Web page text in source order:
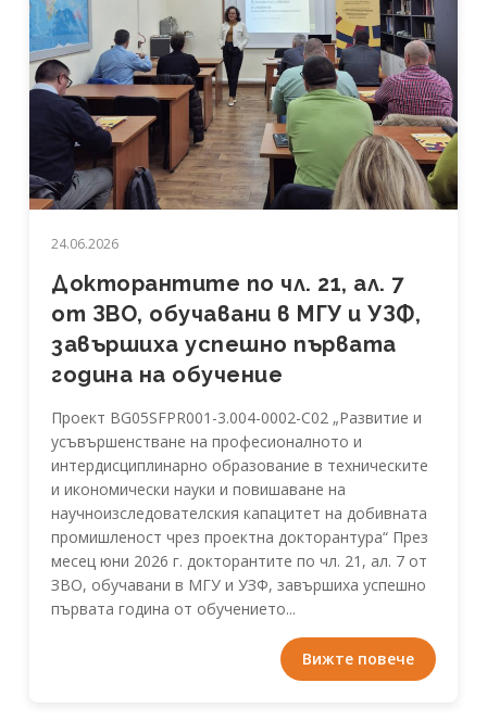
24.06.2026
Докторантите по чл. 21, ал. 7
от ЗВО, обучавани в МГУ и УЗФ,
завършиха успешно първата
година на обучение
Проект BG05SFPR001-3.004-0002-C02 „Развитие и
усъвършенстване на професионалното и
интердисциплинарно образование в техническите
и икономически науки и повишаване на
научноизследователския капацитет на добивната
промишленост чрез проектна докторантура“ През
месец юни 2026 г. докторантите по чл. 21, ал. 7 от
ЗВО, обучавани в МГУ и УЗФ, завършиха успешно
първата година от обучението...
Вижте повече